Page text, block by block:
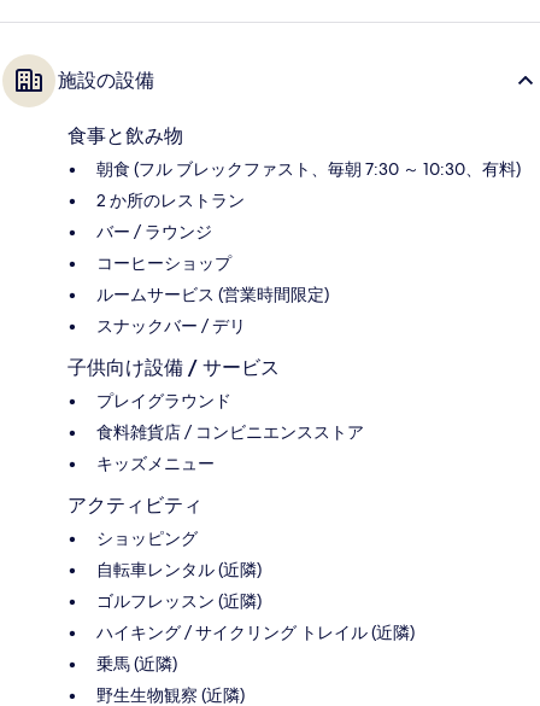
施設の設備
食事と飲み物
朝食 (フル ブレックファスト、毎朝 7:30 ～ 10:30、有料)
2 か所のレストラン
バー / ラウンジ
コーヒーショップ
ルームサービス (営業時間限定)
スナックバー / デリ
子供向け設備 / サービス
プレイグラウンド
食料雑貨店 / コンビニエンスストア
キッズメニュー
アクティビティ
ショッピング
自転車レンタル (近隣)
ゴルフレッスン (近隣)
ハイキング / サイクリング トレイル (近隣)
乗馬 (近隣)
野生生物観察 (近隣)